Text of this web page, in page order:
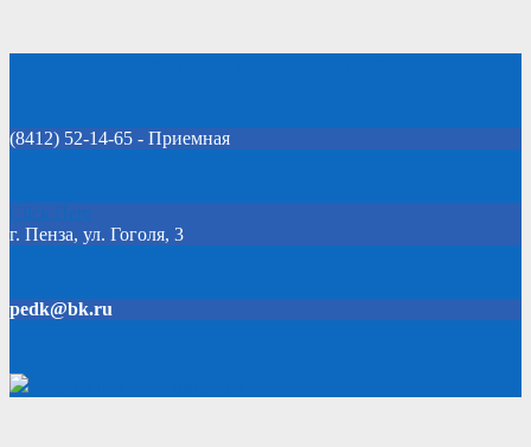
(8412) 52-14-65 - Приемная
Click Here
г. Пенза, ул. Гоголя, 3
pedk@bk.ru